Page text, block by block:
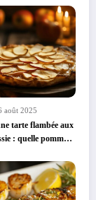
août 2025
tarte flambée aux
: quelle pomme